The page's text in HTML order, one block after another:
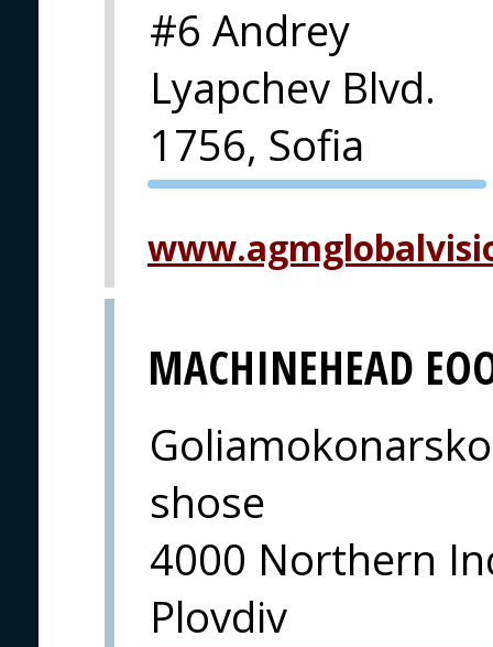
#6 Andrey
Lyapchev Blvd.
1756, Sofia
PVA EXPO
MACHINEHEAD
Goliamokonarsko
shose
4000 Northern
Plovdiv